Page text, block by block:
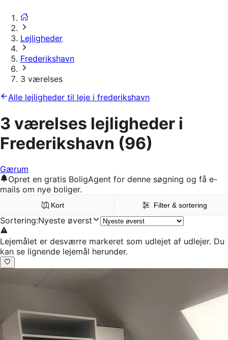
Lejligheder
Frederikshavn
3 værelses
Alle lejligheder til leje i frederikshavn
3 værelses lejligheder i
Frederikshavn (96)
Gærum
Opret en gratis BoligAgent for denne søgning og få e-
mails om nye boliger.
Kort Filter & sortering
Sortering:Nyeste øverst
Lejemålet er desværre markeret som udlejet af udlejer. Du
kan se lignende lejemål herunder.